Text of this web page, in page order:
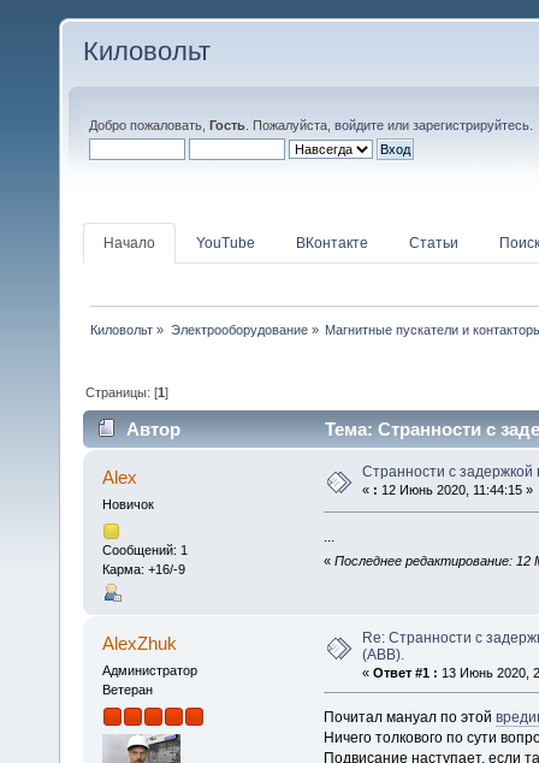
Киловольт
Добро пожаловать, Гость . Пожалуйста, войдите или зарегистрируйтесь
Начало YouTube ВКонтакте Статьи Поиск
Киловольт » Электрооборудование» Магнитные пускатели и
Страницы: [1]
Автор Тема: Странности с
Alex
Новичок
Сообщений: 1
Карма: +16/-9
Странности с задержкой
« : 12 Июнь 2020, 11:44:15 »
...
« Последнее редактирование: 12
AlexZhuk
Администратор
Ветеран
Re: Странности с
(ABB).
« Ответ #1 : 13 Июнь 2020,
Почитал мануал по этой
Ничего толкового по сути
Подвисание наступает, если